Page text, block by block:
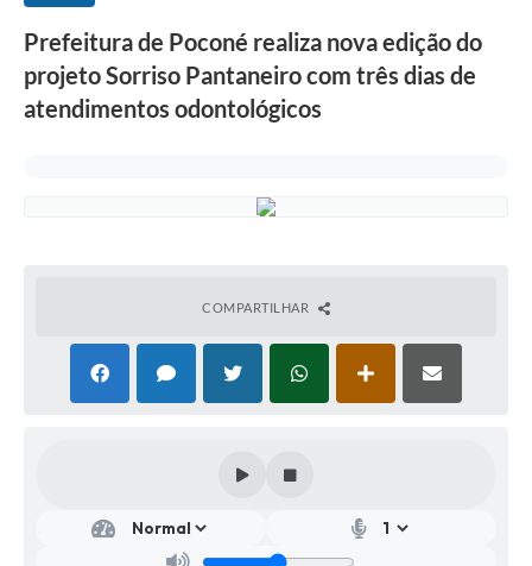
Prefeitura de Poconé realiza nova edição do
projeto Sorriso Pantaneiro com três dias de
atendimentos odontológicos
COMPARTILHAR